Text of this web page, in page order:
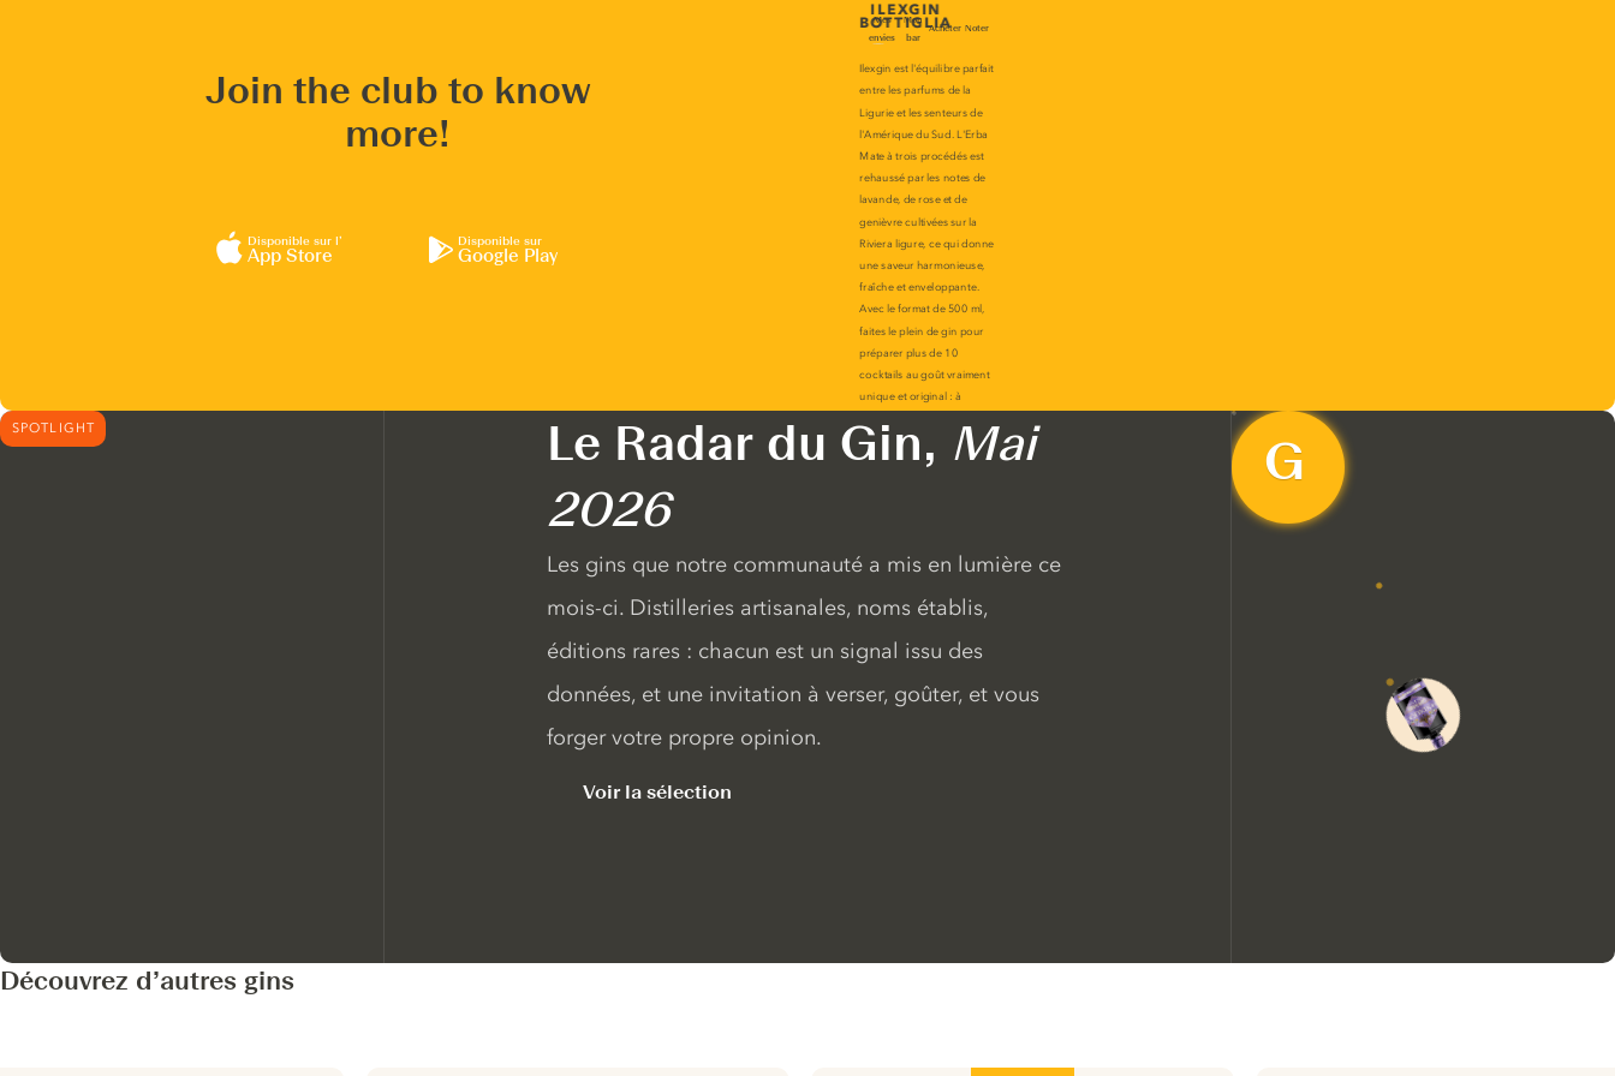
Join the club to know
more!
Disponible sur l’
App Store
Disponible sur
Google Play
SPOTLIGHT Le Radar du Gin, Mai
2026
Les gins que notre communauté a mis en lumière ce
mois-ci. Distilleries artisanales, noms établis,
éditions rares : chacun est un signal issu des
données, et une invitation à verser, goûter, et vous
forger votre propre opinion.
Voir la sélection
Découvrez d’autres gins